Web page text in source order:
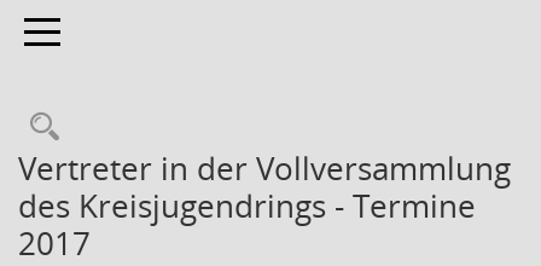
Toggle navigation
Rechercheauswahl
Vertreter in der Vollversammlung
des Kreisjugendrings - Termine
2017